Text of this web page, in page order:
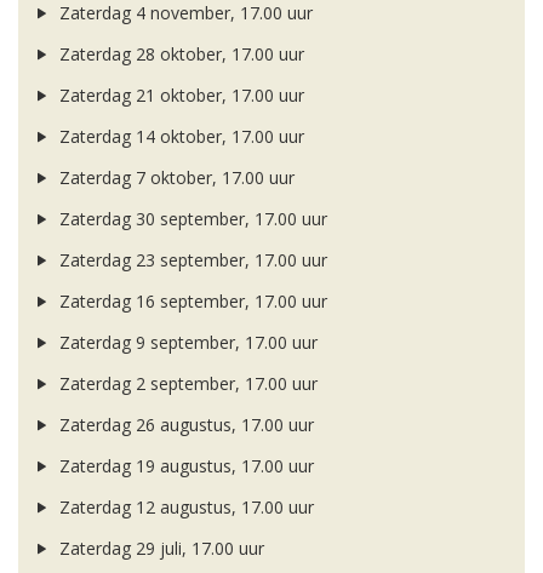
Zaterdag 4 november, 17.00 uur
Zaterdag 28 oktober, 17.00 uur
Zaterdag 21 oktober, 17.00 uur
Zaterdag 14 oktober, 17.00 uur
Zaterdag 7 oktober, 17.00 uur
Zaterdag 30 september, 17.00 uur
Zaterdag 23 september, 17.00 uur
Zaterdag 16 september, 17.00 uur
Zaterdag 9 september, 17.00 uur
Zaterdag 2 september, 17.00 uur
Zaterdag 26 augustus, 17.00 uur
Zaterdag 19 augustus, 17.00 uur
Zaterdag 12 augustus, 17.00 uur
Zaterdag 29 juli, 17.00 uur